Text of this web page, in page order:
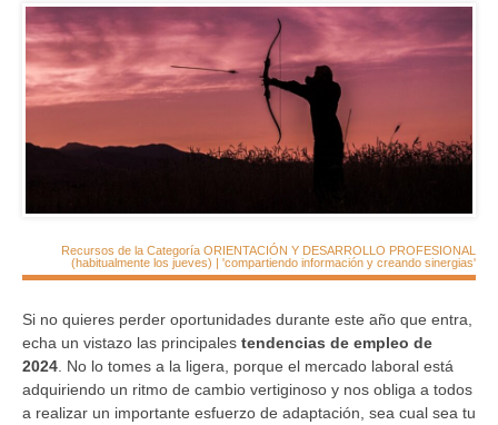
Recursos de la Categoría ORIENTACIÓN Y DESARROLLO PROFESIONAL
(habitualmente los jueves) | 'compartiendo información y creando sinergias'
Si no quieres perder oportunidades durante este año que entra,
echa un vistazo las principales tendencias de empleo de
2024 . No lo tomes a la ligera, porque el mercado laboral está
adquiriendo un ritmo de cambio vertiginoso y nos obliga a todos
a realizar un importante esfuerzo de adaptación, sea cual sea tu